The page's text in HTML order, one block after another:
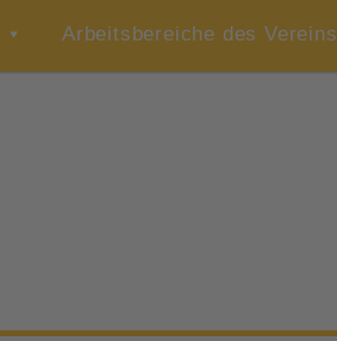
Arbeitsbereiche des Vereins